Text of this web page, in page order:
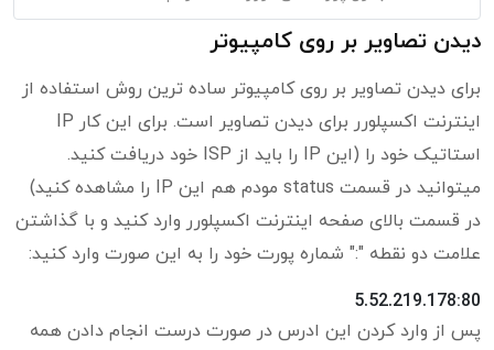
دیدن تصاویر بر روی کامپیوتر
برای دیدن تصاویر بر روی کامپیوتر ساده ترین روش استفاده از
اینترنت اکسپلورر برای دیدن تصاویر است. برای این کار IP
استاتیک خود را (این IP را باید از ISP خود دریافت کنید.
میتوانید در قسمت status مودم هم این IP را مشاهده کنید)
در قسمت بالای صفحه اینترنت اکسپلورر وارد کنید و با گذاشتن
علامت دو نقطه ":" شماره پورت خود را به این صورت وارد کنید:
5.52.219.178:80
پس از وارد کردن این ادرس در صورت درست انجام دادن همه